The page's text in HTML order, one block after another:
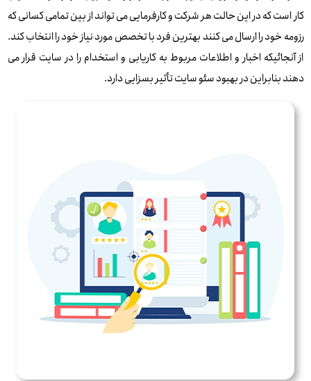
کار است که در این حالت هر شرکت و کارفرمایی می تواند از بین تمامی کسانی که
رزومه خود را ارسال می کنند بهترین فرد با تخصص مورد نیاز خود را انتخاب کند.
از آنجائیکه اخبار و اطلاعات مربوط به کاریابی و استخدام را در سایت قرار می
دهند بنابراین در بهبود سئو سایت تأثیر بسزایی دارد.